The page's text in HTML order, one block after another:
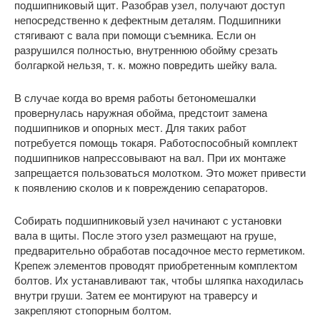
подшипниковый щит. Разобрав узел, получают доступ
непосредственно к дефектным деталям. Подшипники
стягивают с вала при помощи съемника. Если он
разрушился полностью, внутреннюю обойму срезать
болгаркой нельзя, т. к. можно повредить шейку вала.
В случае когда во время работы бетономешалки
провернулась наружная обойма, предстоит замена
подшипников и опорных мест. Для таких работ
потребуется помощь токаря. Работоспособный комплект
подшипников напрессовывают на вал. При их монтаже
запрещается пользоваться молотком. Это может привести
к появлению сколов и к повреждению сепараторов.
Собирать подшипниковый узел начинают с установки
вала в щиты. После этого узел размещают на груше,
предварительно обработав посадочное место герметиком.
Крепеж элементов проводят приобретенным комплектом
болтов. Их устанавливают так, чтобы шляпка находилась
внутри груши. Затем ее монтируют на траверсу и
закрепляют стопорным болтом.